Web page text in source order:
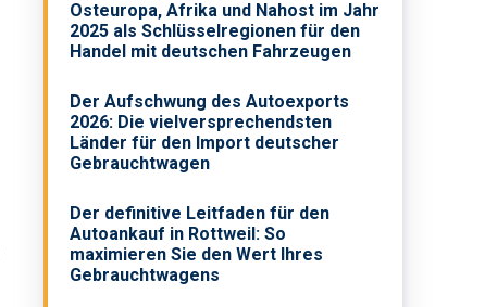
Osteuropa, Afrika und Nahost im Jahr
2025 als Schlüsselregionen für den
Handel mit deutschen Fahrzeugen
Der Aufschwung des Autoexports
2026: Die vielversprechendsten
Länder für den Import deutscher
Gebrauchtwagen
Der definitive Leitfaden für den
Autoankauf in Rottweil: So
maximieren Sie den Wert Ihres
Gebrauchtwagens